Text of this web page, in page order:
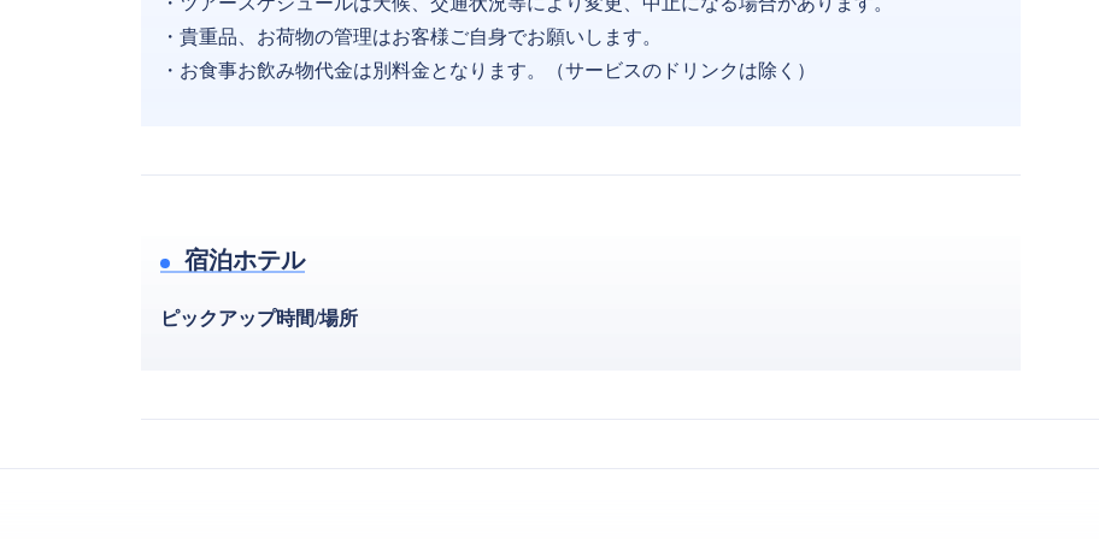
・貴重品、お荷物の管理はお客様ご自身でお願いします。
・お食事お飲み物代金は別料金となります。（サービスのドリンクは除く）
宿泊ホテル
ピックアップ時間/場所